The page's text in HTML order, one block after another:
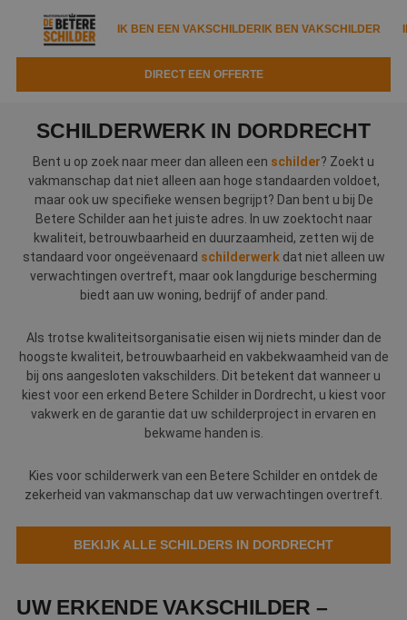
IK BEN EEN VAKSCHILDERIK BEN VAKSCHILDER
DIRECT EEN OFFERTE
Tools
Kennisbank
Infopakket
Verfspuitbedrijf?
Zoeken naar een schilder
Tips
Garantie
Waarom de betere schilder?
Binnenschilderwerk
DIRECT EEN OFFERTE
Over ons
Nieuws & blog
Vacatures
Veelgestelde vragen
Magazines
SCHILDERWERK IN DORDRECHT
Bent u op zoek naar meer dan alleen een schilder? Zoekt u
vakmanschap dat niet alleen aan hoge standaarden voldoet,
maar ook uw specifieke wensen begrijpt? Dan bent u bij De
Betere Schilder aan het juiste adres. In uw zoektocht naar
kwaliteit, betrouwbaarheid en duurzaamheid, zetten wij de
standaard voor ongeëvenaard schilderwerkdat niet alleen uw
verwachtingen overtreft, maar ook langdurige bescherming
biedt aan uw woning, bedrijf of ander pand.
Als trotse kwaliteitsorganisatie eisen wij niets minder dan de
hoogste kwaliteit, betrouwbaarheid en vakbekwaamheid van de
bij ons aangesloten vakschilders. Dit betekent dat wanneer u
kiest voor een erkend Betere Schilder in Dordrecht, u kiest voor
vakwerk en de garantie dat uw schilderproject in ervaren en
bekwame handen is.
Kies voor schilderwerk van een Betere Schilder en ontdek de
zekerheid van vakmanschap dat uw verwachtingen overtreft.
BEKIJK ALLE SCHILDERS IN DORDRECHT
UW ERKENDE VAKSCHILDER –